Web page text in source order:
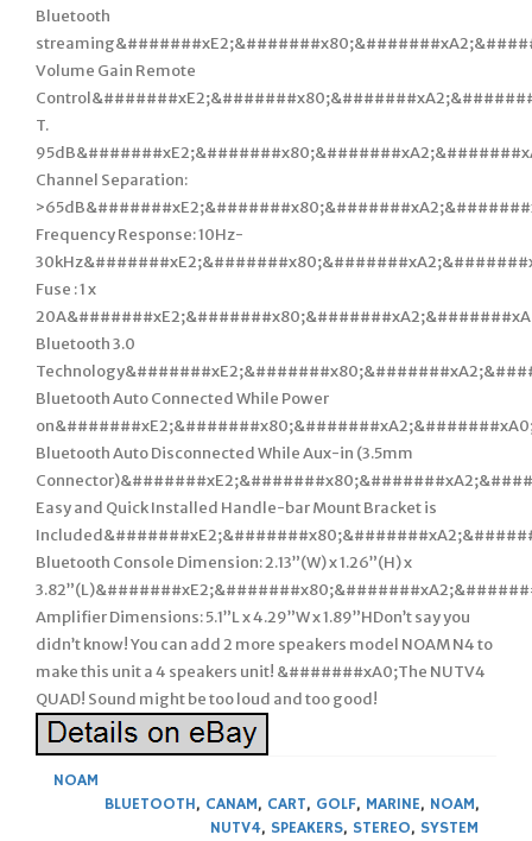
Bluetooth
Volume Gain Remote
T.
Channel Separation:
Frequency Response: 10Hz-
Fuse : 1 x
Bluetooth 3.0
Bluetooth Auto Connected While Power
Bluetooth Auto Disconnected While Aux-in (3.5mm
Easy and Quick Installed Handle-bar Mount Bracket is
Bluetooth Console Dimension: 2.13”(W) x 1.26”(H) x
Amplifier Dimensions: 5.1”L x 4.29”W x 1.89”HDon’t say you
didn’t know! You can add 2 more speakers model NOAM N4 to
make this unit a 4 speakers unit! &#######xA0;The NUTV4
QUAD! Sound might be too loud and too good!
NOAM
BLUETOOTH, CANAM, CART, GOLF, MARINE, NOAM,
NUTV4, SPEAKERS, STEREO, SYSTEM